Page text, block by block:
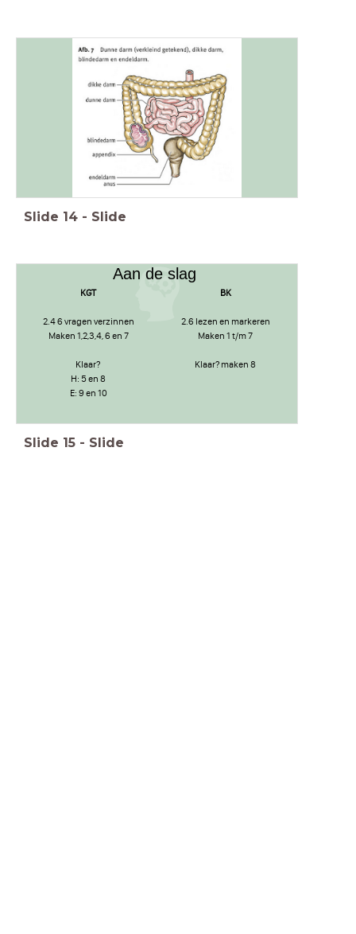
Slide 14 - Slide
KGT
2.4 6 vragen verzinnen
Maken 1,2,3,4, 6 en 7
Klaar?
H: 5 en 8
E: 9 en 10
BK
2.6 lezen en markeren
Maken 1 t/m 7
Klaar? maken 8
Aan de slag
Slide 15 - Slide